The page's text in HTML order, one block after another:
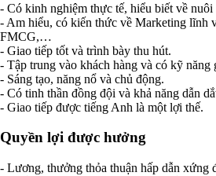
- Có kinh nghiệm thực tế, hiểu biết về nuôi
- Am hiểu, có kiến thức về Marketing lĩnh
FMCG,…
- Giao tiếp tốt và trình bày thu hút.
- Tập trung vào khách hàng và có kỹ năng
- Sáng tạo, năng nổ và chủ động.
- Có tinh thần đồng đội và khả năng dẫn
- Giao tiếp được tiếng Anh là một lợi thế.
Quyền lợi được hưởng
- Lương, thưởng thỏa thuận hấp dẫn xứng